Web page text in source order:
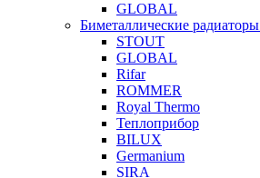
GLOBAL
Биметаллические радиаторы
STOUT
GLOBAL
Rifar
ROMMER
Royal Thermo
Теплоприбор
BILUX
Germanium
SIRA